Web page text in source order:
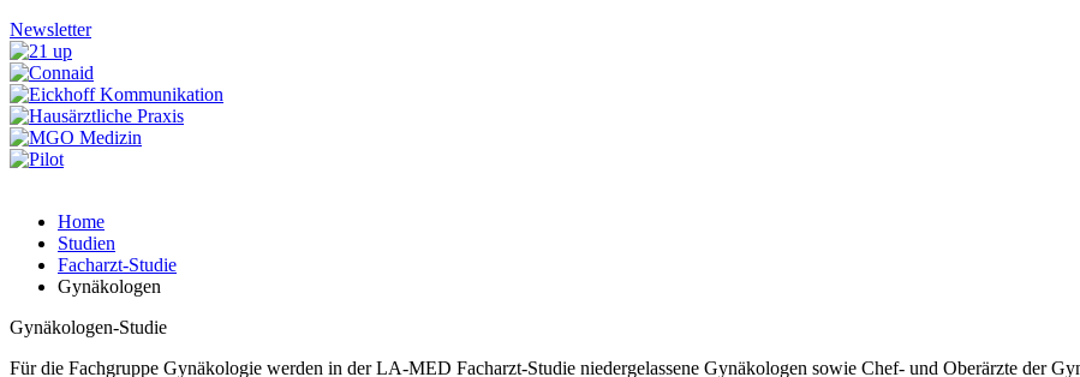
Newsletter
Home
Studien
Facharzt-Studie
Gynäkologen
Gynäkologen-Studie
Für die Fachgruppe Gynäkologie werden in der LA-MED Facharzt-Studie niedergelassene Gynäkologen sowie Chef- und Oberärzte der